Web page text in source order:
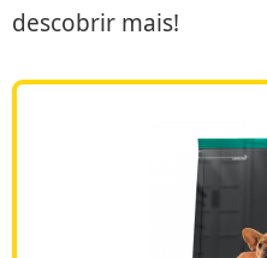
descobrir mais!